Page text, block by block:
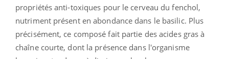
propriétés anti-toxiques pour le cerveau du fenchol,
nutriment présent en abondance dans le basilic. Plus
précisément, ce composé fait partie des acides gras à
chaîne courte, dont la présence dans l'organisme